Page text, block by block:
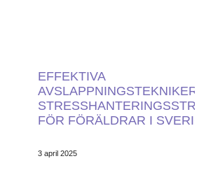
EFFEKTIVA
AVSLAPPNINGSTEKNIKER
FÖR FÖRÄLDRAR I SVERIGE
3 april 2025